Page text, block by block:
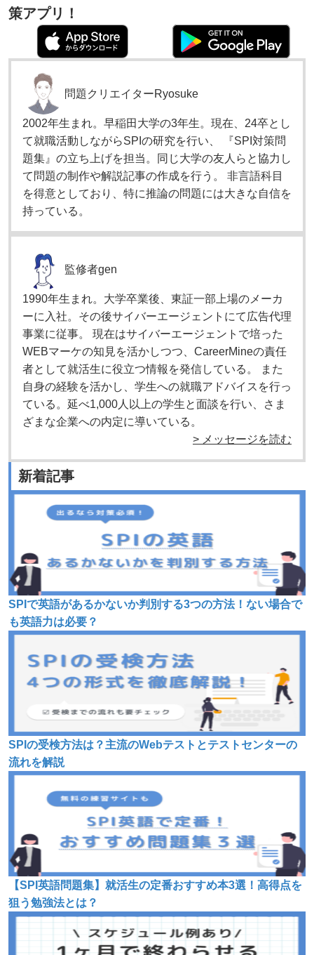
策アプリ！
問題クリエイターRyosuke
2002年生まれ。早稲田大学の3年生。現在、24卒とし
て就職活動しながらSPIの研究を行い、 『SPI対策問
題集』の立ち上げを担当。同じ大学の友人らと協力し
て問題の制作や解説記事の作成を行う。 非言語科目
を得意としており、特に推論の問題には大きな自信を
持っている。
監修者gen
1990年生まれ。大学卒業後、東証一部上場のメーカ
ーに入社。その後サイバーエージェントにて広告代理
事業に従事。 現在はサイバーエージェントで培った
WEBマーケの知見を活かしつつ、CareerMineの責任
者として就活生に役立つ情報を発信している。 また
自身の経験を活かし、学生への就職アドバイスを行っ
ている。延べ1,000人以上の学生と面談を行い、さま
ざまな企業への内定に導いている。
> メッセージを読む
新着記事
SPIで英語があるかないか判別する3つの方法！ない場合で
も英語力は必要？
SPIの受検方法は？主流のWebテストとテストセンターの
流れを解説
【SPI英語問題集】就活生の定番おすすめ本3選！高得点を
狙う勉強法とは？